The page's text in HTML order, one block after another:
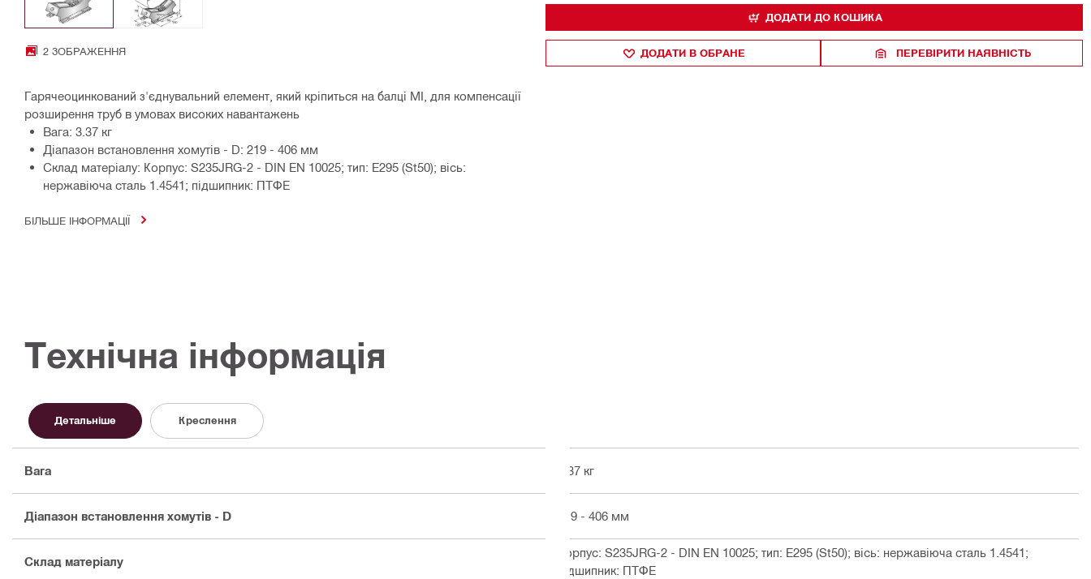
2 ЗОБРАЖЕННЯ
Гарячеоцинкований з'єднувальний елемент, який кріпиться на балці MI, для компенсації
розширення труб в умовах високих навантажень
Вага: 3.37 кг
Діапазон встановлення хомутів - D: 219 - 406 мм
Склад матеріалу: Корпус: S235JRG-2 - DIN EN 10025; тип: E295 (St50); вісь:
нержавіюча сталь 1.4541; підшипник: ПТФЕ
БІЛЬШЕ ІНФОРМАЦІЇ
ДОДАТИ ДО КОШИКА
ДОДАТИ В ОБРАНЕ ПЕРЕВІРИТИ НАЯВНІСТЬ
Технічна інформація
Детальніше Креслення
Вага 3.37 кг
Діапазон встановлення хомутів - D 219 - 406 мм
Склад матеріалу
Корпус: S235JRG-2 - DIN EN 10025; тип: E295 (St50); вісь: нержавіюча сталь 1.4541;
підшипник: ПТФЕ